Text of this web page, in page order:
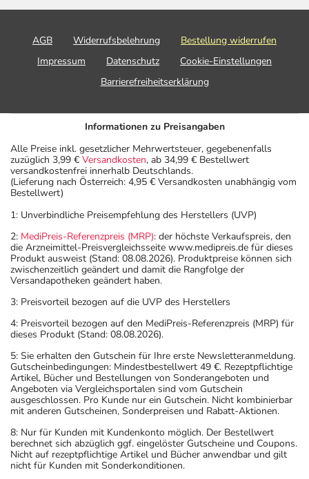
dem auf der Packung oder der Umverpackung
sich auf den letzten Tag des angegebenen Monats.
AGB Widerrufsbelehrung
Bestellung widerrufen
Impressum
Datenschutz
Cookie-Einstellungen
Barrierefreiheitserklärung
Informationen zu Preisangaben
Alle Preise inkl. gesetzlicher Mehrwertsteuer, gegebenenfalls
zuzüglich 3,99 € Versandkosten, ab 34,99 € Bestellwert
versandkostenfrei innerhalb Deutschlands.
(Lieferung nach Österreich: 4,95 € Versandkosten unabhängig vom
Bestellwert)
1: Unverbindliche Preisempfehlung des Herstellers (UVP)
2: MediPreis-Referenzpreis (MRP): der höchste Verkaufspreis, den
die Arzneimittel-Preisvergleichsseite www.medipreis.de für dieses
Produkt ausweist (Stand: 08.08.2026). Produktpreise können sich
zwischenzeitlich geändert und damit die Rangfolge der
Versandapotheken geändert haben.
3: Preisvorteil bezogen auf die UVP des Herstellers
4: Preisvorteil bezogen auf den MediPreis-Referenzpreis (MRP) für
dieses Produkt (Stand: 08.08.2026).
5: Sie erhalten den Gutschein für Ihre erste Newsletteranmeldung.
Gutscheinbedingungen: Mindestbestellwert 49 €. Rezeptpflichtige
Artikel, Bücher und Bestellungen von Sonderangeboten und
Angeboten via Vergleichsportalen sind vom Gutschein
ausgeschlossen. Pro Kunde nur ein Gutschein. Nicht kombinierbar
mit anderen Gutscheinen, Sonderpreisen und Rabatt-Aktionen.
8: Nur für Kunden mit Kundenkonto möglich. Der Bestellwert
berechnet sich abzüglich ggf. eingelöster Gutscheine und Coupons.
Nicht auf rezeptpflichtige Artikel und Bücher anwendbar und gilt
nicht für Kunden mit Sonderkonditionen.